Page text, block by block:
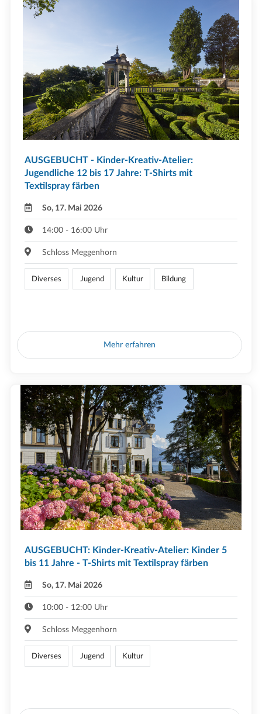
AUSGEBUCHT - Kinder-Kreativ-Atelier:
Jugendliche 12 bis 17 Jahre: T-Shirts mit
Textilspray färben
So, 17. Mai 2026
14:00 - 16:00 Uhr
Schloss Meggenhorn
Diverses Jugend Kultur Bildung
Mehr erfahren
AUSGEBUCHT: Kinder-Kreativ-Atelier: Kinder 5
bis 11 Jahre - T-Shirts mit Textilspray färben
So, 17. Mai 2026
10:00 - 12:00 Uhr
Schloss Meggenhorn
Diverses Jugend Kultur